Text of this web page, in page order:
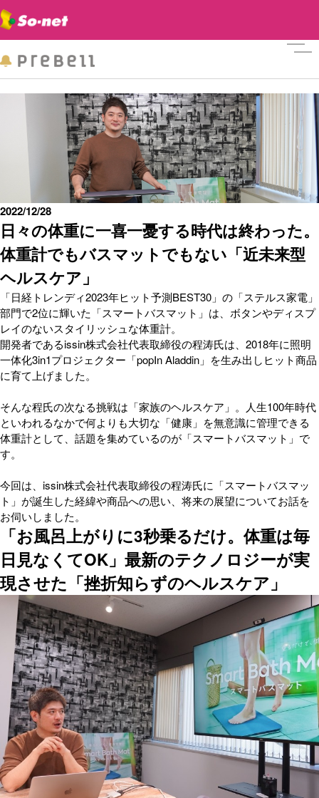
日々の体重に一喜一憂する時代は終わった。
体重計でもバスマットでもない「近未来型
ヘルスケア」
2022/12/28
「日経トレンディ2023年ヒット予測BEST30」の「ステルス家電」
部門で2位に輝いた「スマートバスマット」は、ボタンやディスプ
レイのないスタイリッシュな体重計。
開発者であるissin株式会社代表取締役の程涛氏は、2018年に照明
一体化3in1プロジェクター「popIn Aladdin」を生み出しヒット商品
に育て上げました。
そんな程氏の次なる挑戦は「家族のヘルスケア」。人生100年時代
といわれるなかで何よりも大切な「健康」を無意識に管理できる
体重計として、話題を集めているのが「スマートバスマット」で
す。
今回は、issin株式会社代表取締役の程涛氏に「スマートバスマッ
ト」が誕生した経緯や商品への思い、将来の展望についてお話を
お伺いしました。
「お風呂上がりに3秒乗るだけ。体重は毎
日見なくてOK」最新のテクノロジーが実
現させた「挫折知らずのヘルスケア」